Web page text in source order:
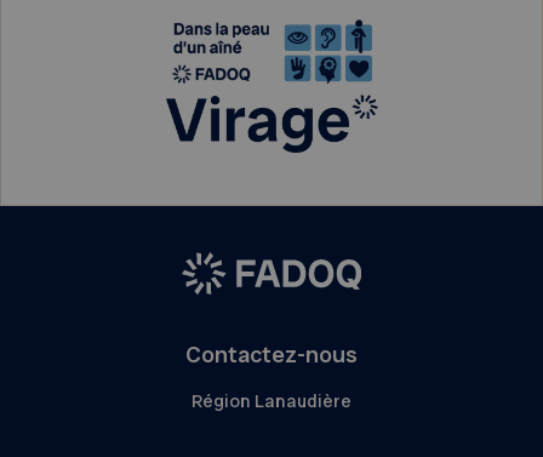
Contactez-nous
Région Lanaudière